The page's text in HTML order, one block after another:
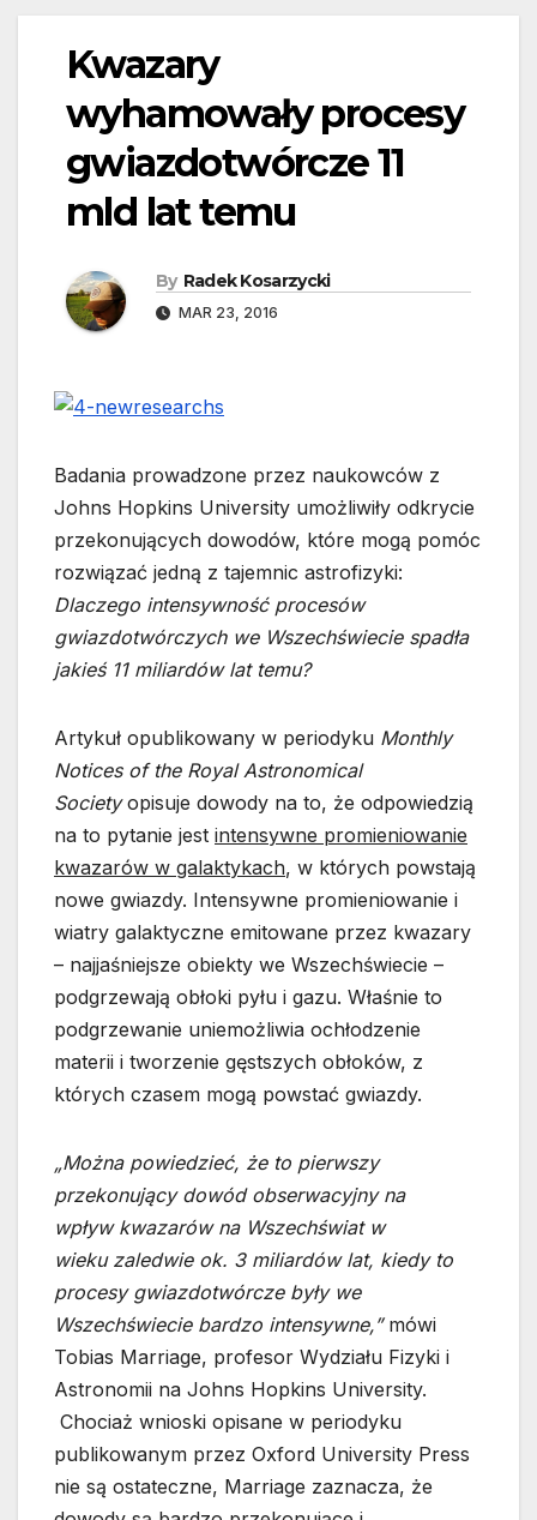
Kwazary
wyhamowały procesy
gwiazdotwórcze 11
mld lat temu
By Radek Kosarzycki
MAR 23, 2016
Badania prowadzone przez naukowców z
Johns Hopkins University umożliwiły odkrycie
przekonujących dowodów, które mogą pomóc
rozwiązać jedną z tajemnic astrofizyki:
Dlaczego intensywność procesów
gwiazdotwórczych we Wszechświecie spadła
jakieś 11 miliardów lat temu?
Artykuł opublikowany w periodyku Monthly
Notices of the Royal Astronomical
Societyopisuje dowody na to, że odpowiedzią
na to pytanie jest intensywne promieniowanie
kwazarów w galaktykach, w których powstają
nowe gwiazdy. Intensywne promieniowanie i
wiatry galaktyczne emitowane przez kwazary
– najjaśniejsze obiekty we Wszechświecie –
podgrzewają obłoki pyłu i gazu. Właśnie to
podgrzewanie uniemożliwia ochłodzenie
materii i tworzenie gęstszych obłoków, z
których czasem mogą powstać gwiazdy.
„Można powiedzieć, że to pierwszy
przekonujący dowód obserwacyjny na
wpływ kwazarów na Wszechświat w
wieku zaledwie ok. 3 miliardów lat, kiedy to
procesy gwiazdotwórcze były we
Wszechświecie bardzo intensywne,”mówi
Tobias Marriage, profesor Wydziału Fizyki i
Astronomii na Johns Hopkins University.
Chociaż wnioski opisane w periodyku
publikowanym przez Oxford University Press
nie są ostateczne, Marriage zaznacza, że